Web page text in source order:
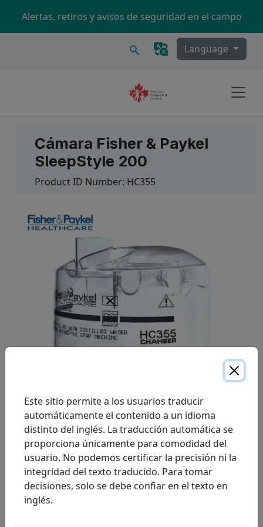
Alertas, retiros y avisos de seguridad en el campo
Buscar Language
Cámara Fisher & Paykel
SleepStyle 200
Product ID Number: HC355
Una cámara de agua extraíble que contiene agua
destilada. Tiene una tapa extraíble para facilitar la
limpieza. Está diseñada para la cámara SleepStyle 200.
Este sitio permite a los usuarios traducir
automáticamente el contenido a un idioma
distinto del inglés. La traducción automática se
proporciona únicamente para comodidad del
usuario. No podemos certificar la precisión ni la
integridad del texto traducido. Para tomar
decisiones, solo se debe confiar en el texto en
inglés.